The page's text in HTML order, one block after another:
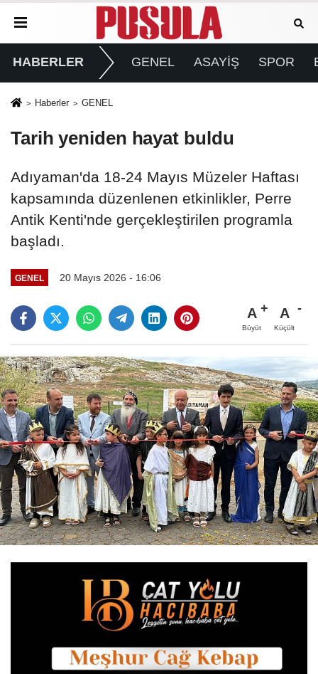
HABERLER GENEL ASAYİŞ SPOR
Haberler GENEL
Tarih yeniden hayat buldu
Adıyaman'da 18-24 Mayıs Müzeler Haftası
kapsamında düzenlenen etkinlikler, Perre
Antik Kenti'nde gerçekleştirilen programla
başladı.
GENEL 20 Mayıs 2026 - 16:06
A
Büyüt
A
Küçült